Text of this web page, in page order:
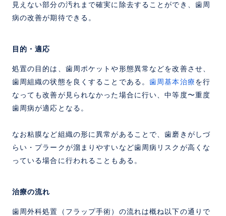
見えない部分の汚れまで確実に除去することができ、歯周
病の改善が期待できる。
目的・適応
処置の目的は、歯周ポケットや形態異常などを改善させ、
歯周組織の状態を良くすることである。歯周基本治療を行
なっても改善が見られなかった場合に行い、中等度〜重度
歯周病が適応となる。
なお粘膜など組織の形に異常があることで、歯磨きがしづ
らい・プラークが溜まりやすいなど歯周病リスクが高くな
っている場合に行われることもある。
治療の流れ
歯周外科処置（フラップ手術）の流れは概ね以下の通りで